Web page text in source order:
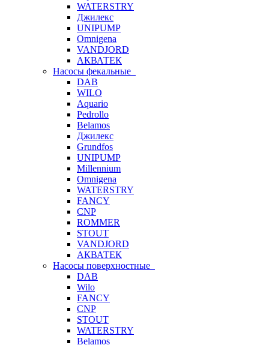
WATERSTRY
Джилекс
UNIPUMP
Omnigena
VANDJORD
АКВАТЕК
Насосы фекальные
DAB
WILO
Aquario
Pedrollo
Belamos
Джилекс
Grundfos
UNIPUMP
Millennium
Omnigena
WATERSTRY
FANCY
CNP
ROMMER
STOUT
VANDJORD
АКВАТЕК
Насосы поверхностные
DAB
Wilo
FANCY
CNP
STOUT
WATERSTRY
Belamos